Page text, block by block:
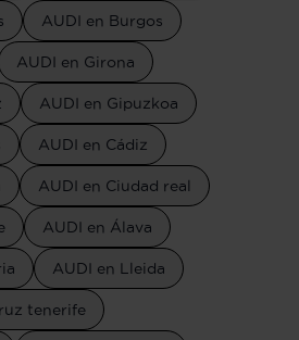
AUDI en Burgos
AUDI en Girona
AUDI en Gipuzkoa
AUDI en Cádiz
AUDI en Ciudad real
AUDI en Álava
AUDI en Lleida
tenerife